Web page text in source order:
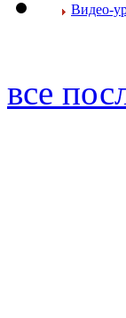
Видео-
все